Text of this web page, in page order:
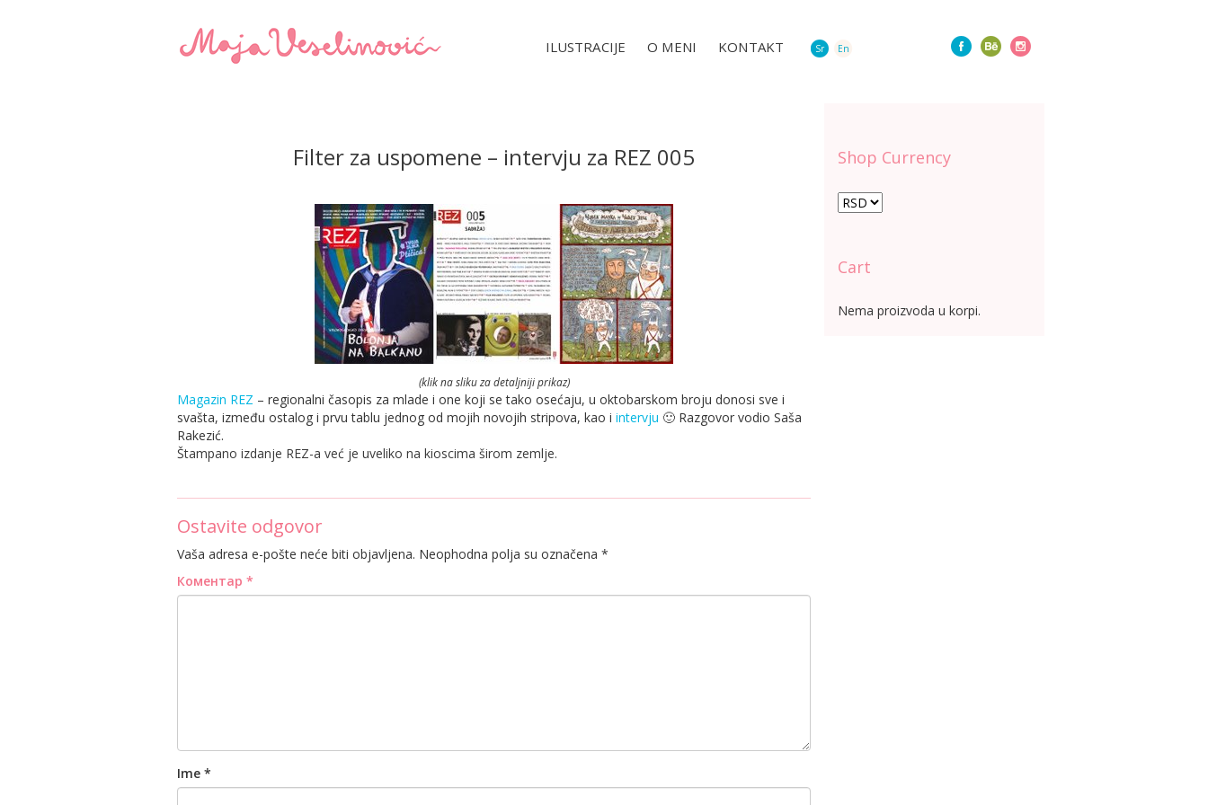
ILUSTRACIJE O MENI KONTAKT Sr En
Filter za uspomene – intervju za REZ 005
(klik na sliku za detaljniji prikaz)
Magazin REZ – regionalni časopis za mlade i one koji se tako osećaju, u oktobarskom broju donosi sve i
svašta, između ostalog i prvu tablu jednog od mojih novojih stripova, kao i intervju 🙂 Razgovor vodio Saša
Rakezić.
Štampano izdanje REZ-a već je uveliko na kioscima širom zemlje.
Ostavite odgovor
Vaša adresa e-pošte neće biti objavljena. Neophodna polja su označena *
Коментар *
Ime *
Shop Currency
Cart
Nema proizvoda u korpi.